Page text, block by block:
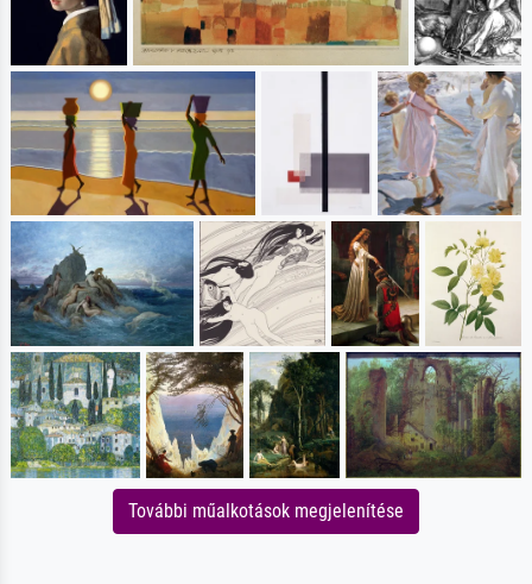
További műalkotások megjelenítése